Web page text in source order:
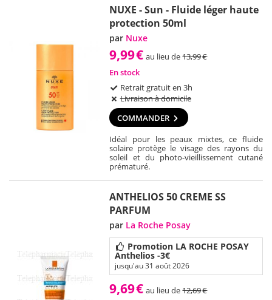
NUXE - Sun - Fluide léger haute
protection 50ml
par Nuxe
9,99€ au lieu de13,99€
En stock
Retrait gratuit en 3h
Livraison à domicile
COMMANDER
Idéal pour les peaux mixtes, ce fluide
solaire protège le visage des rayons du
soleil et du photo-vieillissement cutané
prématuré.
ANTHELIOS 50 CREME SS
PARFUM
par La Roche Posay
Promotion LA ROCHE POSAY
Anthelios -3€
jusqu'au 31 août 2026
9,69€ au lieu de12,69€